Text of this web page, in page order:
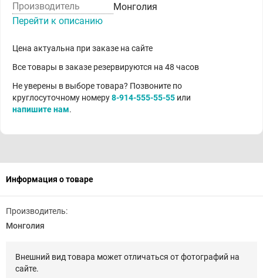
Производитель
Монголия
Перейти к описанию
Цена актуальна при заказе на сайте
Все товары в заказе резервируются на 48 часов
Не уверены в выборе товара? Позвоните по
круглосуточному номеру8-914-555-55-55 или
напишите нам.
Информация о товаре
Производитель:
Монголия
Внешний вид товара может отличаться от фотографий на
сайте.